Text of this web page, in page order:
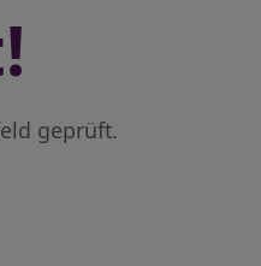
geprüft.